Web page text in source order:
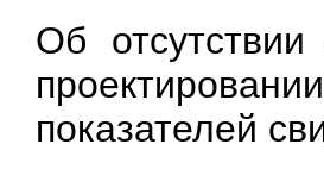
Об отсутствии
показателей